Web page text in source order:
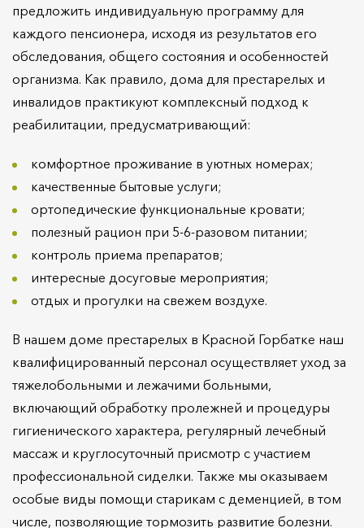
предложить индивидуальную программу для
каждого пенсионера, исходя из результатов его
обследования, общего состояния и особенностей
организма. Как правило, дома для престарелых и
инвалидов практикуют комплексный подход к
реабилитации, предусматривающий:
комфортное проживание в уютных номерах;
качественные бытовые услуги;
ортопедические функциональные кровати;
полезный рацион при 5-6-разовом питании;
контроль приема препаратов;
интересные досуговые мероприятия;
отдых и прогулки на свежем воздухе.
В нашем доме престарелых в Красной Горбатке наш
квалифицированный персонал осуществляет уход за
тяжелобольными и лежачими больными,
включающий обработку пролежней и процедуры
гигиенического характера, регулярный лечебный
массаж и круглосуточный присмотр с участием
профессиональной сиделки. Также мы оказываем
особые виды помощи старикам с деменцией, в том
числе, позволяющие тормозить развитие болезни.